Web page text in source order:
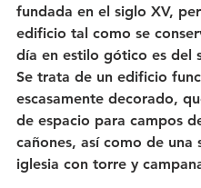
fundada en el siglo XV,
edificio tal como se
día en estilo gótico es del
Se trata de un edificio
escasamente decorado,
de espacio para campos
cañones, así como de una
iglesia con torre y